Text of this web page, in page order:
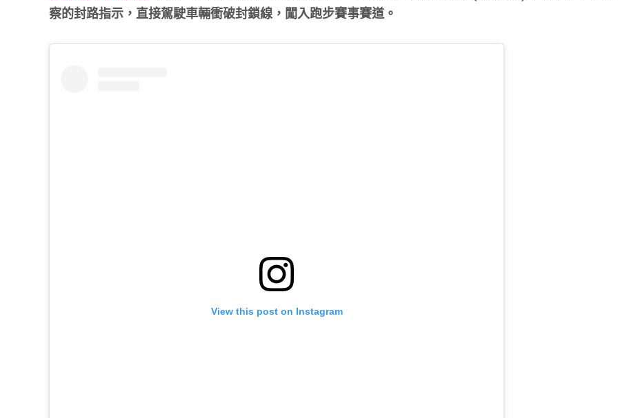
察的封路指示，直接駕駛車輛衝破封鎖線，闖入跑步賽事賽道。
View this post on Instagram